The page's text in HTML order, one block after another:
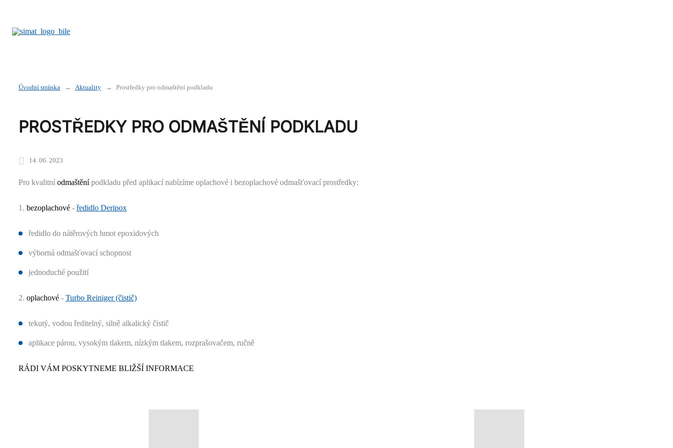
Úvodní stránka Aktuality Prostředky pro odmaštění podkladu
PROSTŘEDKY PRO ODMAŠTĚNÍ PODKLADU
14. 06. 2023
Pro kvalitní odmaštěnípodkladu před aplikací nabízíme oplachové i bezoplachové odmašťovací prostředky:
1. bezoplachové - ředidlo Deripox
ředidlo do nátěrových hmot epoxidových
výborná odmašťovací schopnost
jednoduché použití
2. oplachové - Turbo Reiniger (čistič)
tekutý, vodou ředitelný, silně alkalický čistič
aplikace párou, vysokým tlakem, nízkým tlakem, rozprašovačem, ručně
RÁDI VÁM POSKYTNEME BLIŽŠÍ INFORMACE